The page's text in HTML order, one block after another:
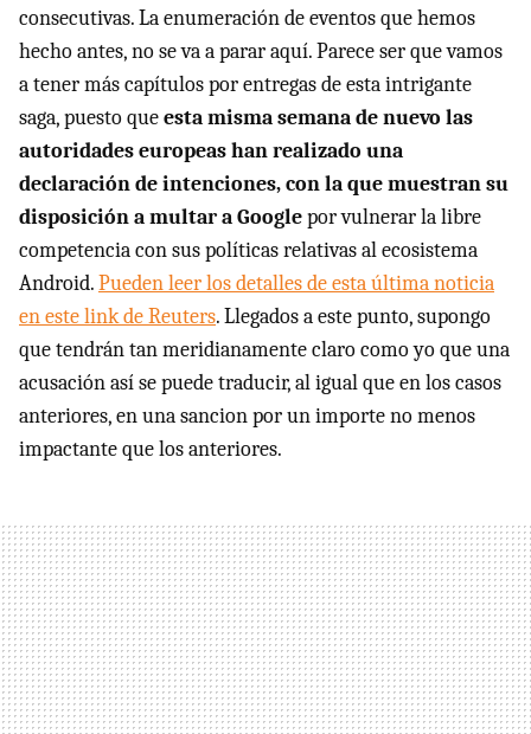
consecutivas. La enumeración de eventos que hemos
hecho antes, no se va a parar aquí. Parece ser que vamos
a tener más capítulos por entregas de esta intrigante
saga, puesto queesta misma semana de nuevo las
autoridades europeas han realizado una
declaración de intenciones, con la que muestran su
disposición a multar a Googlepor vulnerar la libre
competencia con sus políticas relativas al ecosistema
Android.Pueden leer los detalles de esta última noticia
en este link de Reuters. Llegados a este punto, supongo
que tendrán tan meridianamente claro como yo que una
acusación así se puede traducir, al igual que en los casos
anteriores, en una sancion por un importe no menos
impactante que los anteriores.